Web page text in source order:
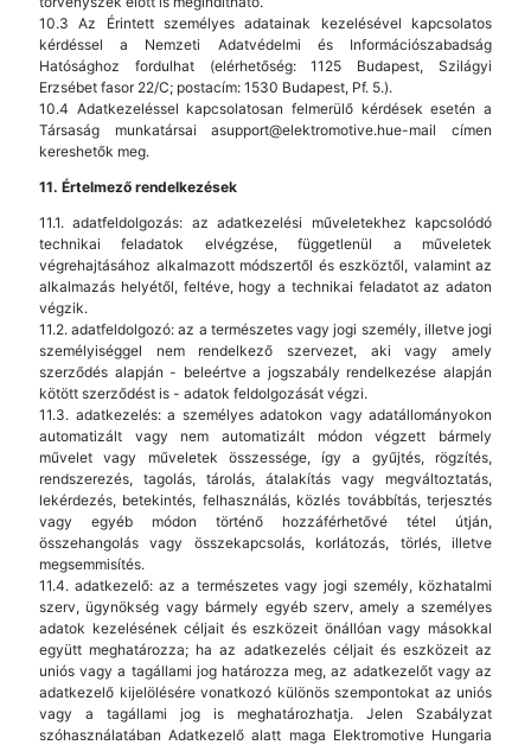
10.3 Az Érintett személyes adatainak kezelésével kapcsolatos
kérdéssel a Nemzeti Adatvédelmi és Információszabadság
Hatósághoz fordulhat (elérhetőség: 1125 Budapest, Szilágyi
Erzsébet fasor 22/C; postacím: 1530 Budapest, Pf. 5.).
10.4 Adatkezeléssel kapcsolatosan felmerülő kérdések esetén a
Társaság munkatársai asupport@elektromotive.hue-mail címen
kereshetők meg.
11. Értelmező rendelkezések
11.1. adatfeldolgozás: az adatkezelési műveletekhez kapcsolódó
technikai feladatok elvégzése, függetlenül a műveletek
végrehajtásához alkalmazott módszertől és eszköztől, valamint az
alkalmazás helyétől, feltéve, hogy a technikai feladatot az adaton
végzik.
11.2. adatfeldolgozó: az a természetes vagy jogi személy, illetve jogi
személyiséggel nem rendelkező szervezet, aki vagy amely
szerződés alapján - beleértve a jogszabály rendelkezése alapján
kötött szerződést is - adatok feldolgozását végzi.
11.3. adatkezelés: a személyes adatokon vagy adatállományokon
automatizált vagy nem automatizált módon végzett bármely
művelet vagy műveletek összessége, így a gyűjtés, rögzítés,
rendszerezés, tagolás, tárolás, átalakítás vagy megváltoztatás,
lekérdezés, betekintés, felhasználás, közlés továbbítás, terjesztés
vagy egyéb módon történő hozzáférhetővé tétel útján,
összehangolás vagy összekapcsolás, korlátozás, törlés, illetve
megsemmisítés.
11.4. adatkezelő: az a természetes vagy jogi személy, közhatalmi
szerv, ügynökség vagy bármely egyéb szerv, amely a személyes
adatok kezelésének céljait és eszközeit önállóan vagy másokkal
együtt meghatározza; ha az adatkezelés céljait és eszközeit az
uniós vagy a tagállami jog határozza meg, az adatkezelőt vagy az
adatkezelő kijelölésére vonatkozó különös szempontokat az uniós
vagy a tagállami jog is meghatározhatja. Jelen Szabályzat
szóhasználatában Adatkezelő alatt maga Elektromotive Hungaria